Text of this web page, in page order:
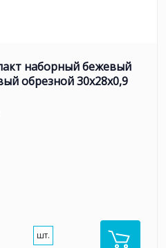
наборный бежевый
обрезной 30x28x0,9
шт.